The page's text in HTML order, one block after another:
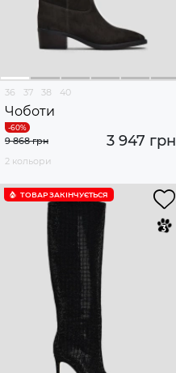
36 37 38 40
Чоботи
3 947 грн
9 868 грн
2 кольори
ТОВАР ЗАКІНЧУЄTЬСЯ